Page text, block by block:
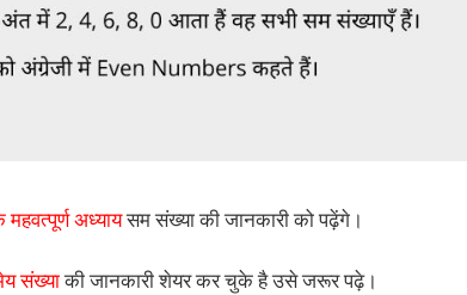
अध्यायसम संख्या की जानकारी को पढ़ेंगे।
संख्याकी जानकारी शेयर कर चुके है उसे जरूर पढ़े।